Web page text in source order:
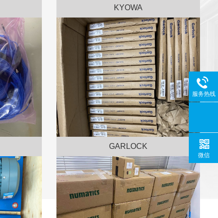
KYOWA
GARLOCK
服务热线
微信